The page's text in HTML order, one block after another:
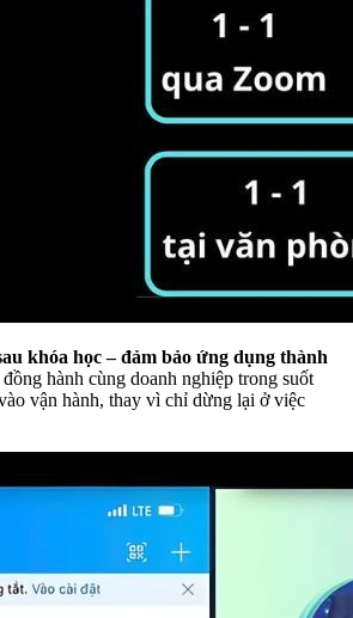
khóa học – đảm bảo ứng dụng thành
hành cùng doanh nghiệp trong suốt
vận hành, thay vì chỉ dừng lại ở việc